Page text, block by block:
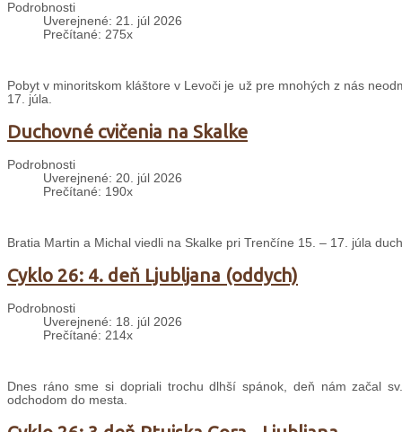
Podrobnosti
Uverejnené: 21. júl 2026
Prečítané: 275x
Pobyt v minoritskom kláštore v Levoči je už pre mnohých z nás
17. júla.
Duchovné cvičenia na Skalke
Podrobnosti
Uverejnené: 20. júl 2026
Prečítané: 190x
Bratia Martin a Michal viedli na Skalke pri Trenčíne 15. – 17. júla
Cyklo 26: 4. deň Ljubljana (oddych)
Podrobnosti
Uverejnené: 18. júl 2026
Prečítané: 214x
Dnes ráno sme si dopriali trochu dlhší spánok, deň nám začal
odchodom do mesta.